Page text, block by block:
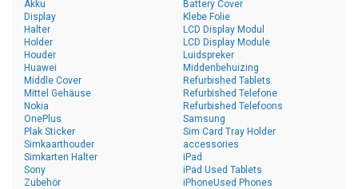
Akku
Battery Cover
Display
Halter
Holder
Houder
Huawei
Klebe Folie
LCD Display Modul
LCD Display Module
Luidspreker
Middenbehuizing
Middle Cover
Mittel Gehäuse
Nokia
OnePlus
Plak Sticker
Refurbished Tablets
Refurbished Telefone
Refurbished Telefoons
Samsung
Sim Card Tray Holder
Simkaarthouder
Simkarten Halter
Sony
Zubehör
accessories
iPad
iPad Used Tablets
iPhoneUsed Phones